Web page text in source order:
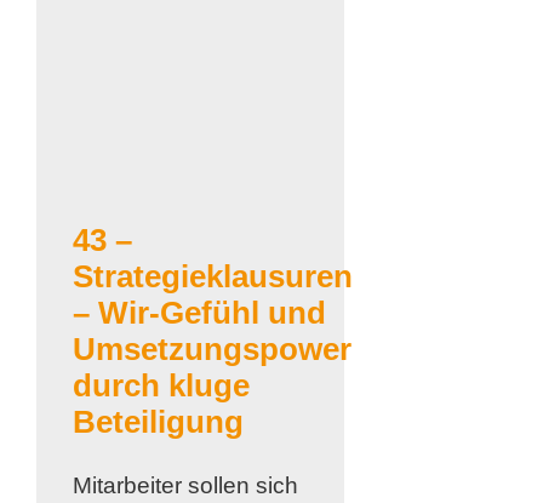
43 –
Strategieklausuren
– Wir-Gefühl und
Umsetzungspower
durch kluge
Beteiligung
Mitarbeiter sollen sich